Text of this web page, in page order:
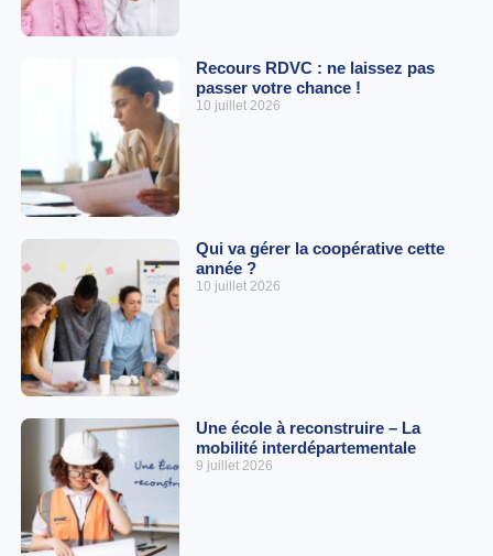
Recours RDVC : ne laissez pas
passer votre chance !
10 juillet 2026
Qui va gérer la coopérative cette
année ?
10 juillet 2026
Une école à reconstruire – La
mobilité interdépartementale
9 juillet 2026